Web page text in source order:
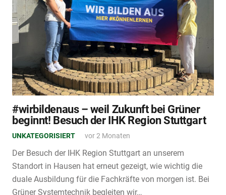
#wirbildenaus – weil Zukunft bei Grüner
beginnt! Besuch der IHK Region Stuttgart
UNKATEGORISIERT vor 2 Monaten
Der Besuch der IHK Region Stuttgart an unserem
Standort in Hausen hat erneut gezeigt, wie wichtig die
duale Ausbildung für die Fachkräfte von morgen ist. Bei
Grüner Systemtechnik begleiten wir…